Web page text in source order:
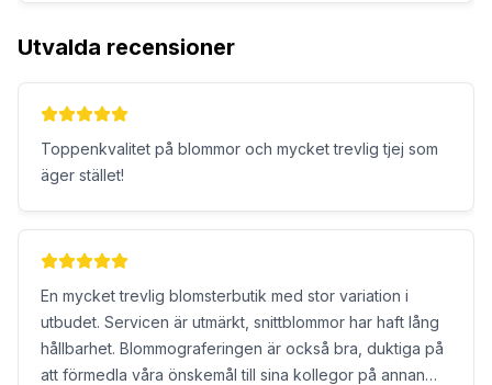
Utvalda recensioner
Toppenkvalitet på blommor och mycket trevlig tjej som
äger stället!
En mycket trevlig blomsterbutik med stor variation i
utbudet. Servicen är utmärkt, snittblommor har haft lång
hållbarhet. Blommograferingen är också bra, duktiga på
att förmedla våra önskemål till sina kollegor på annan